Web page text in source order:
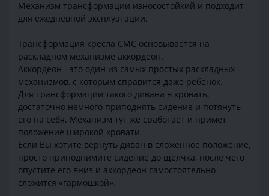
Механизм трансформации износостойкий и подходит
для ежедневной эксплуатации.
Трансформация кресла СМС основывается на
раскладном механизме аккордеон.
Аккордеон - это один из самых простых раскладных
механизмов, с которым справится даже ребёнок.
Для трансформации такого дивана в кровать,
достаточно немного приподнять сидение и потянуть
его на себя. Механизм тут же сработает и примет
положение широкой кровати.
Если Вы хотите вернуть диван в сложенное положение,
просто приподнимите сидение до щелчка, после чего
опустите его вниз и аккордеон самостоятельно
сложится «гармошкой».